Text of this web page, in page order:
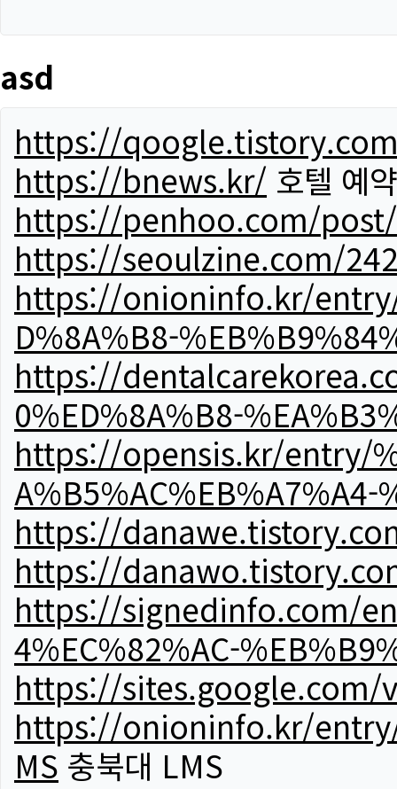
asd
https://
https://bnews.kr/ 호텔 예약
https://penhoo.com/
https://seoulzine.com/
https://onioninfo.kr/entry/
D%8A%B8-
https://
0%ED%8A%B8-
https://opensis.kr/entry/
A%B5%AC%EB%A7%A4-
https://
https://
https://signedinfo.com/
4%EC%82%AC-
https://sites.google.com/
https://onioninfo.kr/entry/
MS 충북대 LMS